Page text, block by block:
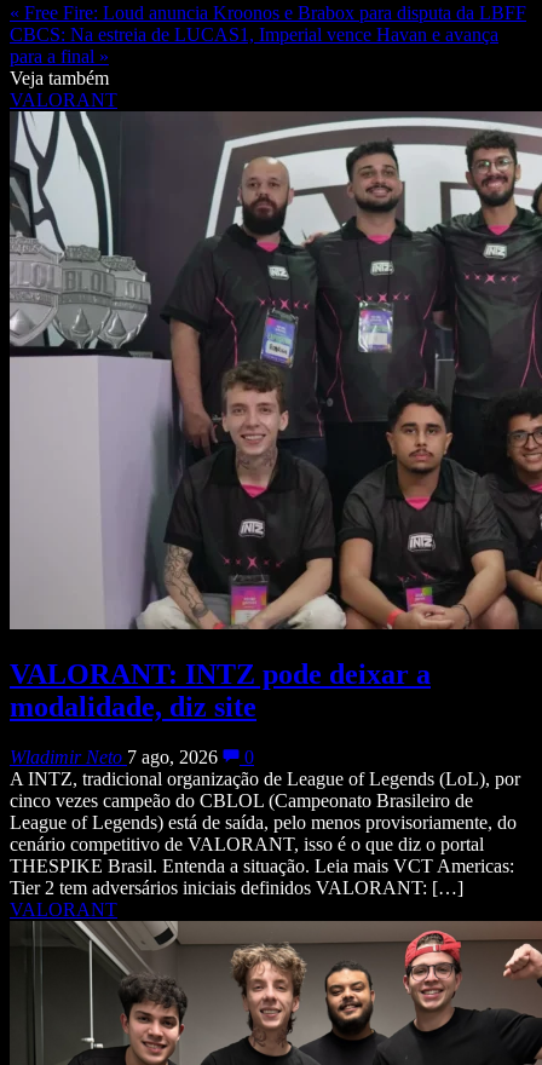
« Free Fire: Loud anuncia Kroonos e Brabox para disputa da LBFF
CBCS: Na estreia de LUCAS1, Imperial vence Havan e avança
para a final »
Veja também
VALORANT
VALORANT: INTZ pode deixar a
modalidade, diz site
Wladimir Neto 7 ago, 2026
0
A INTZ, tradicional organização de League of Legends (LoL), por
cinco vezes campeão do CBLOL (Campeonato Brasileiro de
League of Legends) está de saída, pelo menos provisoriamente, do
cenário competitivo de VALORANT, isso é o que diz o portal
THESPIKE Brasil. Entenda a situação. Leia mais VCT Americas:
Tier 2 tem adversários iniciais definidos VALORANT: […]
VALORANT